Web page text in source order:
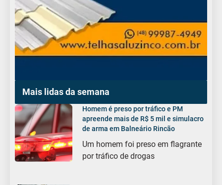
Mais lidas da semana
Homem é preso por tráfico e PM
apreende mais de R$ 5 mil e simulacro
de arma em Balneário Rincão
Um homem foi preso em flagrante
por tráfico de drogas